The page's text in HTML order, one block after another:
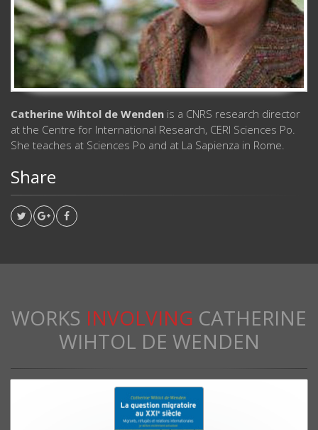
Catherine Wihtol de Wenden is a CNRS research director
at the Centre for International Research, CERI Sciences Po.
She teaches at Sciences Po and at La Sapienza in Rome.
Share
WORKS INVOLVING CATHERINE
WIHTOL DE WENDEN